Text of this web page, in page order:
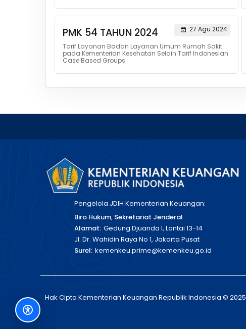
PMK 54 TAHUN 2024
27 Agu 2024
Tarif Layanan Badan Layanan Umum Rumah Sakit
pada Kementerian Kesehatan Selain Tarif Indonesian
Case Based Groups
Pengelola JDIH Kementerian Keuangan:
Biro Hukum, Sekretariat Jenderal
Alamat: Gedung Djuanda I, Lantai 13-14
Jl. Dr. Wahidin Raya No 1, Jakarta Pusat
Surel: kemenkeu.prime@kemenkeu.go.id
Hak Cipta Kementerian Keuangan Republik Indonesia © 2025